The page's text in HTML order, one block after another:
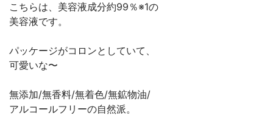
こちらは、美容液成分約99％※1の
美容液です。
パッケージがコロンとしていて、
可愛いな〜
無添加/無香料/無着色/無鉱物油/
アルコールフリーの自然派。